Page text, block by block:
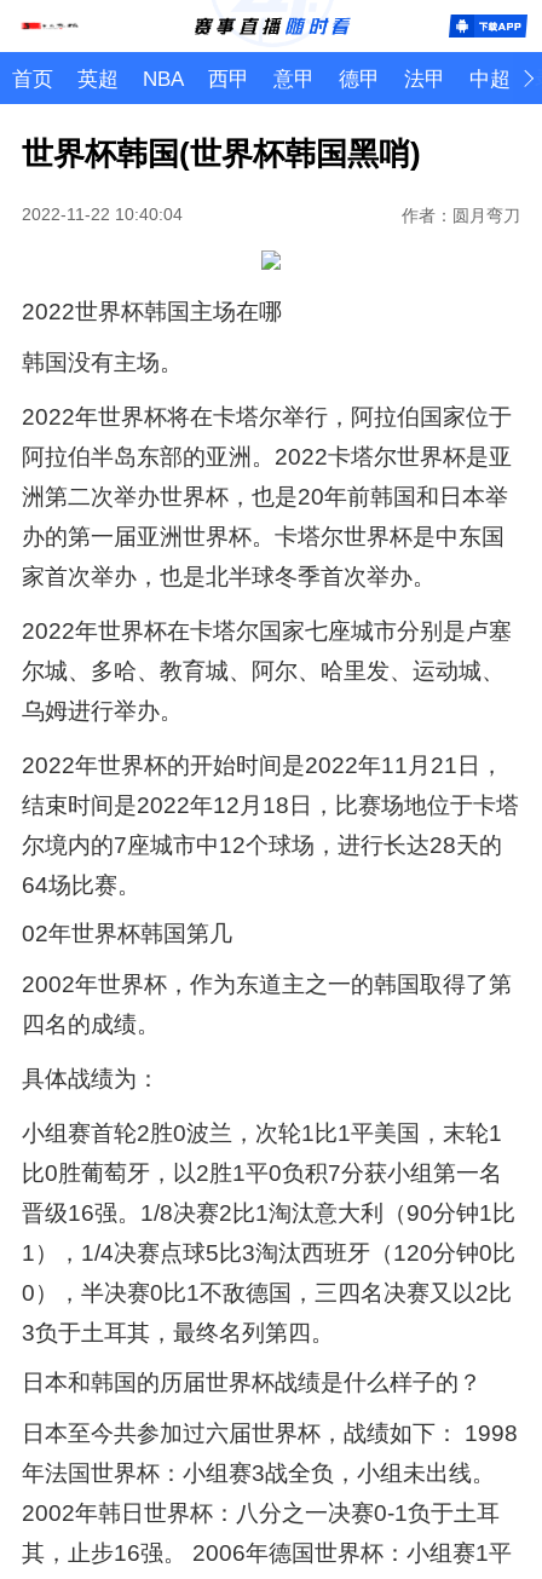
首页 英超 NBA 西甲 意甲 德甲 法甲 中超
世界杯韩国(世界杯韩国黑哨)
2022-11-22 10:40:04 作者：圆月弯刀
2022世界杯韩国主场在哪
韩国没有主场。
2022年世界杯将在卡塔尔举行，阿拉伯国家位于
阿拉伯半岛东部的亚洲。2022卡塔尔世界杯是亚
洲第二次举办世界杯，也是20年前韩国和日本举
办的第一届亚洲世界杯。卡塔尔世界杯是中东国
家首次举办，也是北半球冬季首次举办。
2022年世界杯在卡塔尔国家七座城市分别是卢塞
尔城、多哈、教育城、阿尔、哈里发、运动城、
乌姆进行举办。
2022年世界杯的开始时间是2022年11月21日，
结束时间是2022年12月18日，比赛场地位于卡塔
尔境内的7座城市中12个球场，进行长达28天的
64场比赛。
02年世界杯韩国第几
2002年世界杯，作为东道主之一的韩国取得了第
四名的成绩。
具体战绩为：
小组赛首轮2胜0波兰，次轮1比1平美国，末轮1
比0胜葡萄牙，以2胜1平0负积7分获小组第一名
晋级16强。1/8决赛2比1淘汰意大利（90分钟1比
1），1/4决赛点球5比3淘汰西班牙（120分钟0比
0），半决赛0比1不敌德国，三四名决赛又以2比
3负于土耳其，最终名列第四。
日本和韩国的历届世界杯战绩是什么样子的？
日本至今共参加过六届世界杯，战绩如下： 1998
年法国世界杯：小组赛3战全负，小组未出线。
2002年韩日世界杯：八分之一决赛0-1负于土耳
其，止步16强。 2006年德国世界杯：小组赛1平